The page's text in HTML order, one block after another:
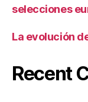
selecciones
La evolución
Recent